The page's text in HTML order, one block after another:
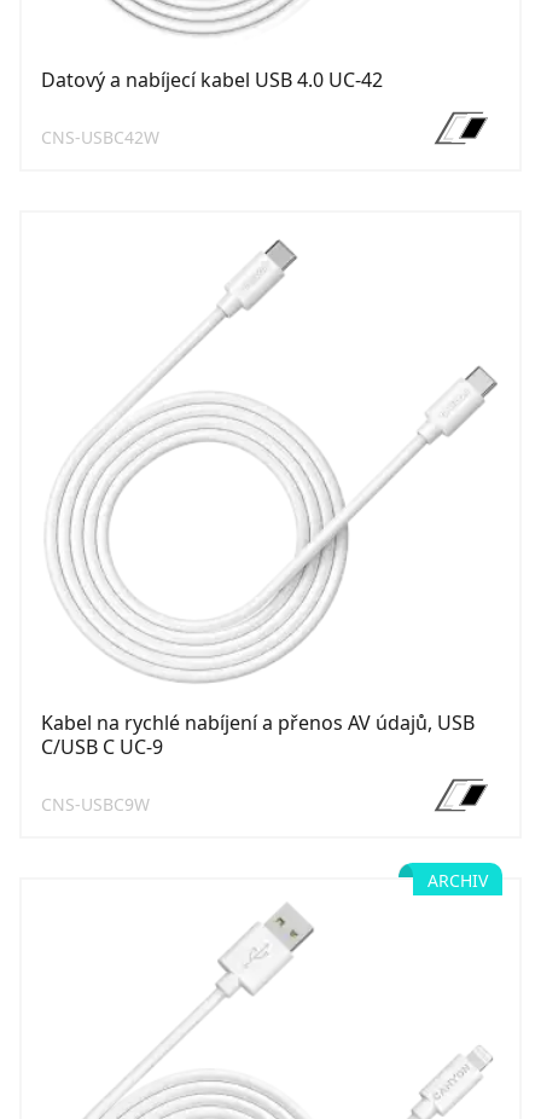
Datový a nabíjecí kabel USB 4.0 UC-42
CNS-USBC42W
Kabel na rychlé nabíjení a přenos AV údajů, USB
C/USB C UC-9
CNS-USBC9W
ARCHIV